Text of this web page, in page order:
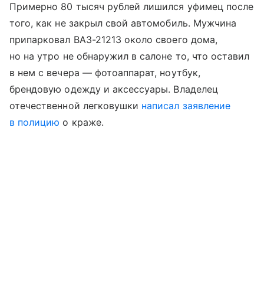
Примерно 80 тысяч рублей лишился уфимец после
того, как не закрыл свой автомобиль. Мужчина
припарковал ВАЗ-21213 около своего дома,
но на утро не обнаружил в салоне то, что оставил
в нем с вечера — фотоаппарат, ноутбук,
брендовую одежду и аксессуары. Владелец
отечественной легковушки написал заявление
в полицию о краже.